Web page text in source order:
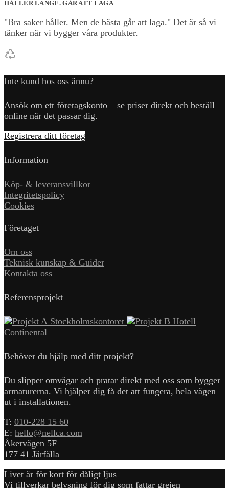
HÅLLER LÄNGE. GÅR ATT LAGA
"Bra saker håller. Men de bästa går att laga." Det är så vi
tänker när vi bygger våra produkter.
Inte kund hos oss ännu?
Ansök om ett företagskonto – se priser direkt och beställ
online när det passar dig.
Registrera ditt företag
Information
Köp- & leveransvillkor
Integritetspolicy
Cookies
Företaget
Om oss
Teknisk kunskap & Guider
Kontakta oss
Referensprojekt
Stockholmskontoret
Hotell
Continental
Behöver du hjälp med ditt projekt?
Du slipper omvägar och pratar direkt med oss som bygger
armaturerna. Vi hjälper dig få det att fungera, hela vägen
ut i installationen.
T: 010-228 15 60
E: hello@nellca.com
Åkervägen 5F
177 41 Järfälla
Livet är för kort för dåligt ljus
Vi tillverkar belysning för dig som fattar grejen